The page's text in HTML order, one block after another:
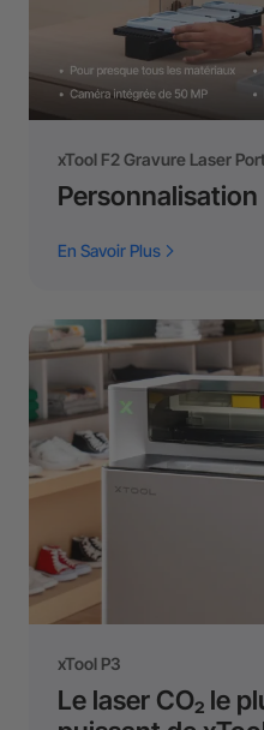
xTool F2 Gravure Laser
En Savoir Plus
xTool P3
Le laser CO₂ le